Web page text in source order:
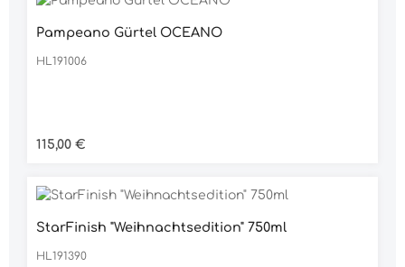
Pampeano Gürtel OCEANO
HL191006
Regulärer Preis:
115,00 €
StarFinish "Weihnachtsedition" 750ml
HL191390